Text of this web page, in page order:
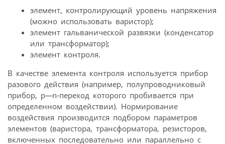
элемент, контролирующий уровень напряжения
(можно использовать варистор);
элемент гальванической развязки (конденсатор
или трансформатор);
элемент контроля.
В качестве элемента контроля используется прибор
разового действия (например, полупроводниковый
прибор, p—n-переход которого пробивается при
определенном воздействии). Нормирование
воздействия производится подбором параметров
элементов (варистора, трансформатора, резисторов,
включенных последовательно или параллельно с